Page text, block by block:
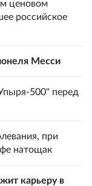
ценовом
российское
Месси
500" перед
при
натощак
карьеру в